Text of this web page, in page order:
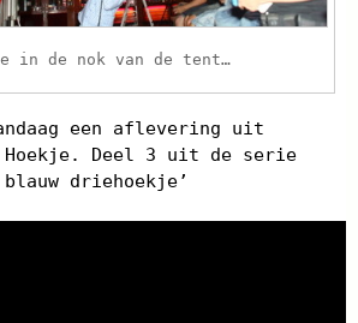
in de nok van de tent…
een aflevering uit
Hoekje. Deel 3 uit de serie
blauw driehoekje’